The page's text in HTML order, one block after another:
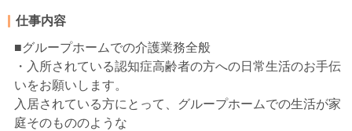
仕事内容
■グループホームでの介護業務全般
・入所されている認知症高齢者の方への日常生活のお手伝
いをお願いします。
入居されている方にとって、グループホームでの生活が家
庭そのもののような